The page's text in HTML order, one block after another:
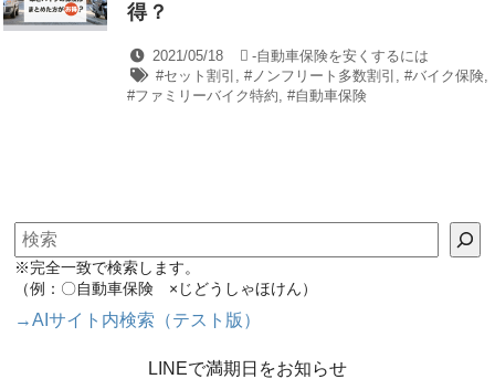
得？
2021/05/18 -自動車保険を安くするには
#セット割引 , #ノンフリート多数割引 , #バイク保険,
#ファミリーバイク特約, #自動車保険
検索
※完全一致で検索します。
（例：〇自動車保険 ×じどうしゃほけん）
→AIサイト内検索（テスト版）
LINEで満期日をお知らせ